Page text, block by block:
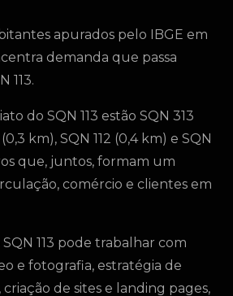
apurados pelo IBGE em
demanda que passa
113.
do SQN 113 estão SQN 313
km), SQN 112 (0,4 km) e SQN
que, juntos, formam um
comércio e clientes em
113 pode trabalhar com
e fotografia, estratégia de
criação de sites e landing pages,